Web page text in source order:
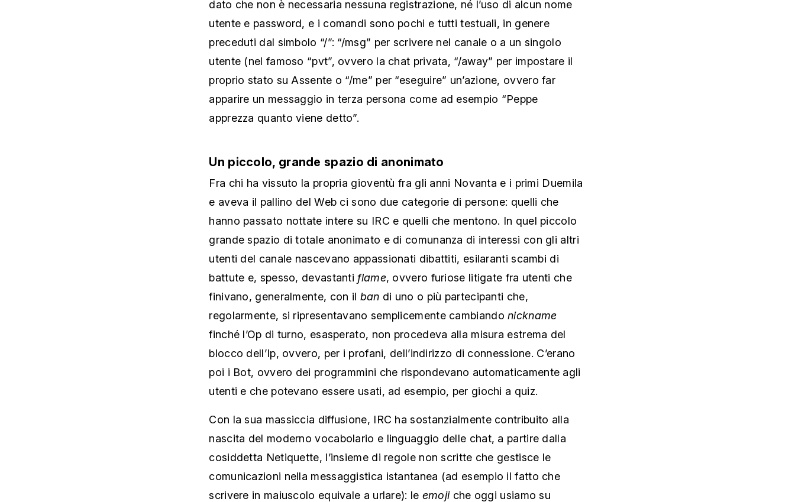
utente e password, e i comandi sono pochi e tutti testuali, in genere
preceduti dal simbolo “/”: “/msg” per scrivere nel canale o a un singolo
utente (nel famoso “pvt”, ovvero la chat privata, “/away” per impostare il
proprio stato su Assente o “/me” per “eseguire” un’azione, ovvero far
apparire un messaggio in terza persona come ad esempio “Peppe
apprezza quanto viene detto”.
Un piccolo, grande spazio di anonimato
Fra chi ha vissuto la propria gioventù fra gli anni Novanta e i primi Duemila
e aveva il pallino del Web ci sono due categorie di persone: quelli che
hanno passato nottate intere su IRC e quelli che mentono. In quel piccolo
grande spazio di totale anonimato e di comunanza di interessi con gli altri
utenti del canale nascevano appassionati dibattiti, esilaranti scambi di
battute e, spesso, devastantiflame, ovvero furiose litigate fra utenti che
finivano, generalmente, con il ban di uno o più partecipanti che,
regolarmente, si ripresentavano semplicemente cambiando nickname
finché l’Op di turno, esasperato, non procedeva alla misura estrema del
blocco dell’Ip, ovvero, per i profani, dell’indirizzo di connessione. C’erano
poi i Bot, ovvero dei programmini che rispondevano automaticamente agli
utenti e che potevano essere usati, ad esempio, per giochi a quiz.
Con la sua massiccia diffusione, IRC ha sostanzialmente contribuito alla
nascita del moderno vocabolario e linguaggio delle chat, a partire dalla
cosiddetta Netiquette, l’insieme di regole non scritte che gestisce le
comunicazioni nella messaggistica istantanea (ad esempio il fatto che
scrivere in maiuscolo equivale a urlare): le emojiche oggi usiamo su